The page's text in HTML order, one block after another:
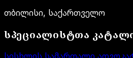
თბილისი, საქართველო
სპეციალისტთა
სისხლის სამართალი